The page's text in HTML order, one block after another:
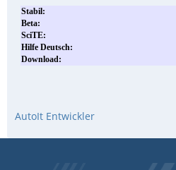
AutoIt Entwickler